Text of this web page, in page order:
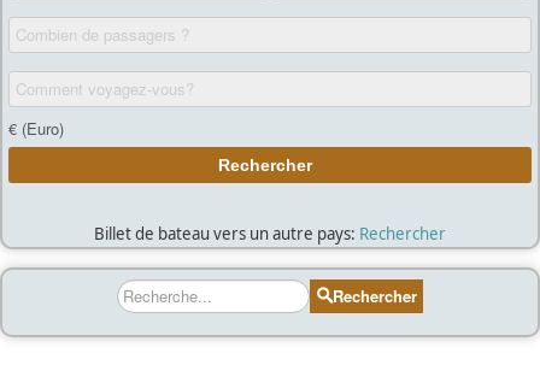
Billet de bateau vers un autre pays: Rechercher
Rechercher Rechercher